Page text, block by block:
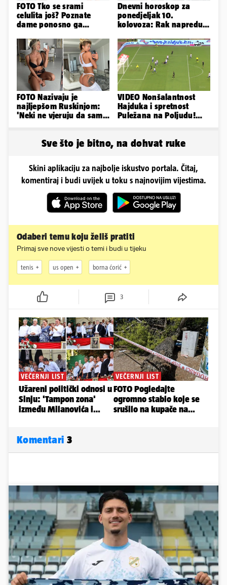
FOTO Tko se srami
celulita još? Poznate
dame ponosno ga
obline
Dnevni horoskop za
ponedjeljak 10.
kolovoza: Rak napreduje
kreativan...
FOTO Nazivaju je
najljepšom Ruskinjom:
'Neki ne vjeruju da sam
VIDEO Nonšalantnost
Hajduka i spretnost
Puležana na Poljudu!
Sve što je bitno, na dohvat ruke
Skini aplikaciju za najbolje iskustvo portala. Čitaj,
komentiraj i budi uvijek u toku s najnovijim vijestima.
Odaberi temu koju želiš pratiti
Primaj sve nove vijesti o temi i budi u tijeku
tenis us open borna ćorić
3
Komentari 3